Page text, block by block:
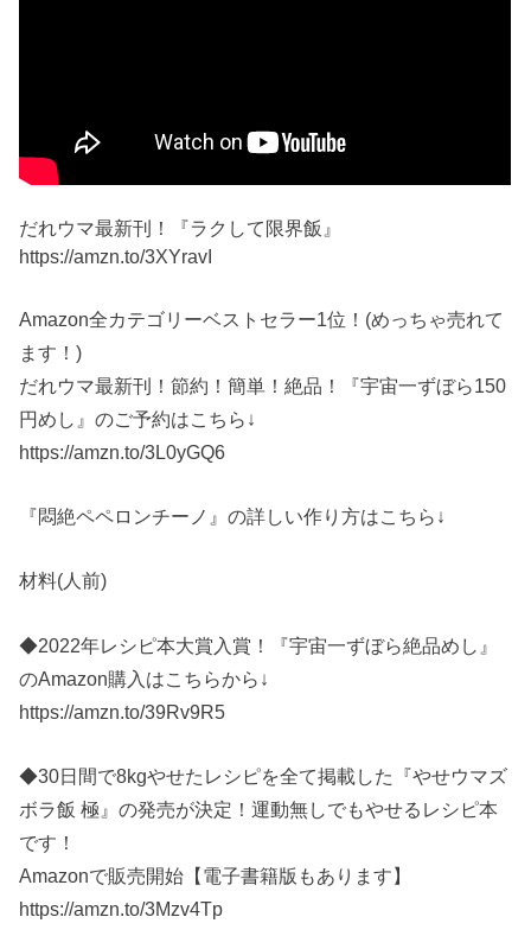
だれウマ最新刊！『ラクして限界飯』
https://amzn.to/3XYravI
Amazon全カテゴリーベストセラー1位！(めっちゃ売れて
ます！)
だれウマ最新刊！節約！簡単！絶品！『宇宙一ずぼら150
円めし』のご予約はこちら↓
https://amzn.to/3L0yGQ6
『悶絶ペペロンチーノ』の詳しい作り方はこちら↓
材料(人前)
◆2022年レシピ本大賞入賞！『宇宙一ずぼら絶品めし』
のAmazon購入はこちらから↓
https://amzn.to/39Rv9R5
◆30日間で8kgやせたレシピを全て掲載した『やせウマズ
ボラ飯 極』の発売が決定！運動無しでもやせるレシピ本
です！
Amazonで販売開始【電子書籍版もあります】
https://amzn.to/3Mzv4Tp